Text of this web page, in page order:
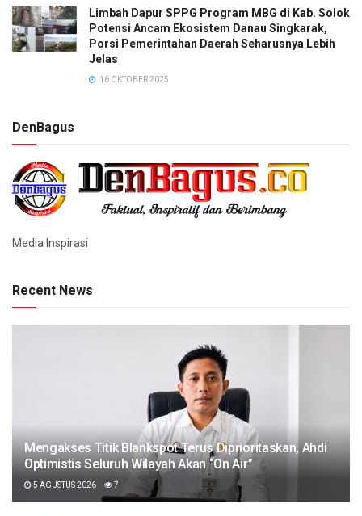
Limbah Dapur SPPG Program MBG di Kab. Solok
Potensi Ancam Ekosistem Danau Singkarak,
Porsi Pemerintahan Daerah Seharusnya Lebih
Jelas
16 OKTOBER 2025
DenBagus
Media Inspirasi
Recent News
Mengakses Titik Blankspot Terus Diprioritaskan, Ahdi
Optimistis Seluruh Wilayah Akan “On Air”
5 AGUSTUS 2026 7